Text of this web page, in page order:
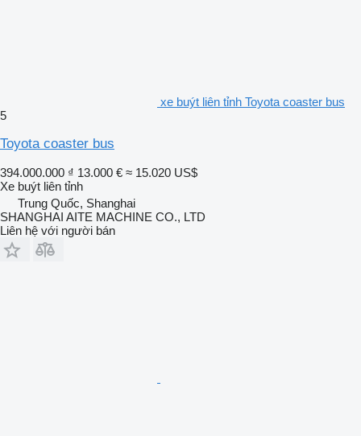
xe buýt liên tỉnh Toyota coaster bus
5
Toyota coaster bus
394.000.000 ₫ 13.000 € ≈ 15.020 US$
Xe buýt liên tỉnh
Trung Quốc, Shanghai
SHANGHAI AITE MACHINE CO., LTD
Liên hệ với người bán